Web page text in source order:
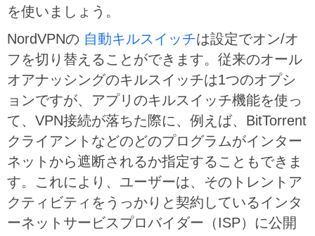
を使いましょう。
NordVPNの 自動キルスイッチは設定でオン/オ
フを切り替えることができます。従来のオール
オアナッシングのキルスイッチは1つのオプシ
ョンですが、アプリのキルスイッチ機能を使っ
て、VPN接続が落ちた際に、例えば、BitTorrent
クライアントなどのどのプログラムがインター
ネットから遮断されるか指定することもできま
す。これにより、ユーザーは、そのトレントア
クティビティをうっかりと契約しているインタ
ーネットサービスプロバイダー（ISP）に公開